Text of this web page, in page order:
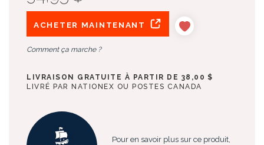
ACHETER MAINTENANT
Comment ça marche ?
LIVRAISON GRATUITE À PARTIR DE 38,00 $
LIVRÉ PAR NATIONEX OU POSTES CANADA
Pour en savoir plus sur ce produit,